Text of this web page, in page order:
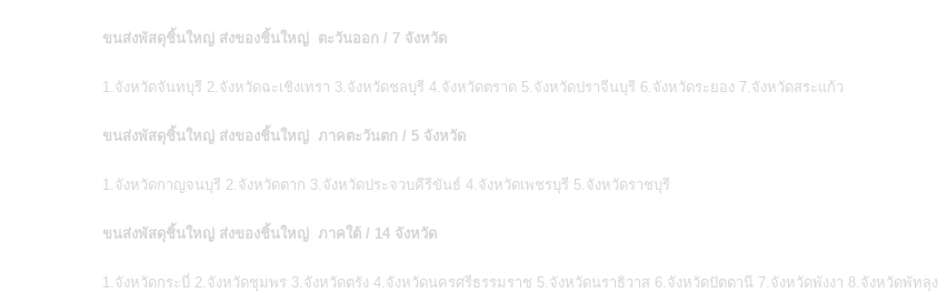
ขนส่งพัสดุชิ้นใหญ่ ส่งของชิ้นใหญ่ ตะวันออก / 7 จังหวัด
1.จังหวัดจันทบุรี 2.จังหวัดฉะเชิงเทรา 3.จังหวัดชลบุรี 4.จังหวัดตราด 5.จังหวัดปราจีนบุรี 6.จังหวัดระยอง 7.จังหวัดสระแก้ว
ขนส่งพัสดุชิ้นใหญ่ ส่งของชิ้นใหญ่ ภาคตะวันตก / 5 จังหวัด
1.จังหวัดกาญจนบุรี 2.จังหวัดตาก 3.จังหวัดประจวบคีรีขันธ์ 4.จังหวัดเพชรบุรี 5.จังหวัดราชบุรี
ขนส่งพัสดุชิ้นใหญ่ ส่งของชิ้นใหญ่ ภาคใต้ / 14 จังหวัด
1.จังหวัดกระบี่ 2.จังหวัดชุมพร 3.จังหวัดตรัง 4.จังหวัดนครศรีธรรมราช 5.จังหวัดนราธิวาส 6.จังหวัดปัตตานี 7.จังหวัดพังงา 8.จังหวัดพัทลุง